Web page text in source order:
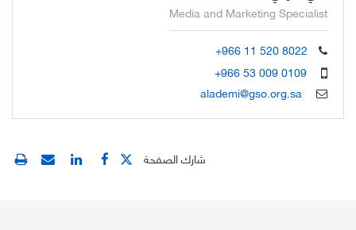
Media and Marketing Specialist
+966 11 520 8022
+966 53 009 0109
alademi@gso.org.sa
شارك الصفحة